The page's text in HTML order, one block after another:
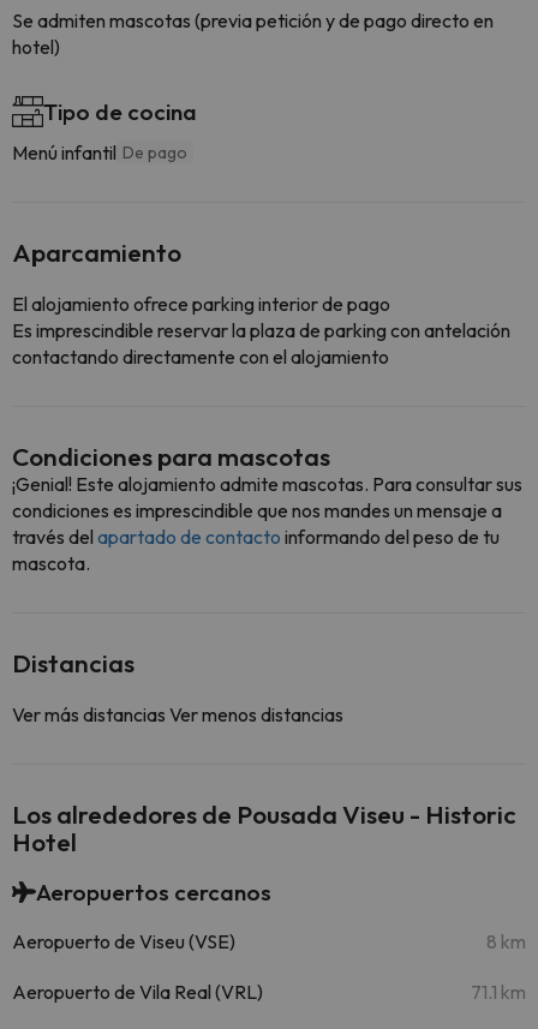
Se admiten mascotas (previa petición y de pago directo en
hotel)
Tipo de cocina
Menú infantil De pago
Aparcamiento
El alojamiento ofrece parking interior de pago
Es imprescindible reservar la plaza de parking con antelación
contactando directamente con el alojamiento
Condiciones para mascotas
¡Genial! Este alojamiento admite mascotas. Para consultar sus
condiciones es imprescindible que nos mandes un mensaje a
través del apartado de contacto informando del peso de tu
mascota.
Distancias
Ver más distancias Ver menos distancias
Los alrededores de Pousada Viseu - Historic
Hotel
Aeropuertos cercanos
Aeropuerto de Viseu (VSE) 8 km
Aeropuerto de Vila Real (VRL) 71.1 km